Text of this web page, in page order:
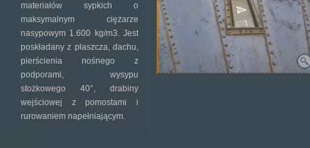
materiałów sypkich o
maksymalnym ciężarze
nasypowym 1.600 kg/m3. Jest
poskładany z płaszcza, dachu,
pierścienia nośnego z
podporami, wysypu
stożkowego 40°, drabiny
wejściowej z pomostami i
rurowaniem napełniającym.